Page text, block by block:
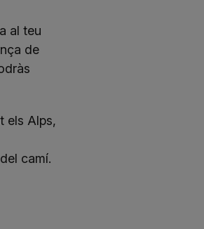
al teu
de
els Alps,
camí.